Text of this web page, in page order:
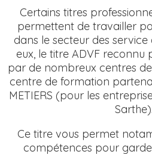
Certains titres
permettent de travailler
dans le secteur des
eux, le titre ADVF reconnu
par de nombreux centres
centre de formation
METIERS (pour les
Sarthe).
Ce titre vous permet
compétences pour